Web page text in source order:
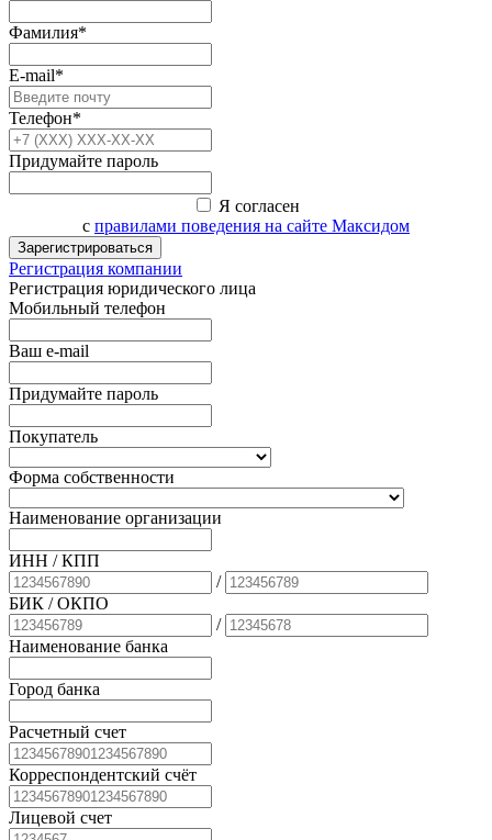
Фамилия*
E-mail*
Телефон*
Придумайте пароль
Я согласен
с правилами поведения на сайте Максидом
Зарегистрироваться
Регистрация компании
Регистрация юридического лица
Мобильный телефон
Ваш e-mail
Придумайте пароль
Покупатель
Форма собственности
Наименование организации
ИНН / КПП
/
БИК / ОКПО
/
Наименование банка
Город банка
Расчетный счет
Корреспондентский счёт
Лицевой счет